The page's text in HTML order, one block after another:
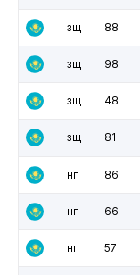
зщ 88
зщ 98
зщ 48
зщ 81
нп 86
нп 66
нп 57